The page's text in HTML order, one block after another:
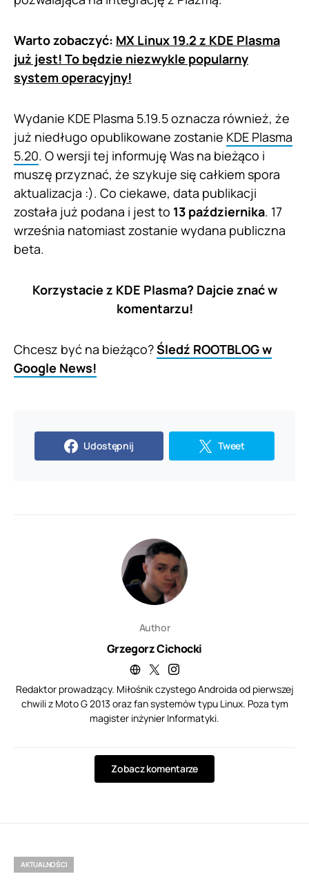
Warto zobaczyć: MX Linux 19.2 z KDE Plasma
już jest! To będzie niezwykle popularny
system operacyjny!
Wydanie KDE Plasma 5.19.5 oznacza również, że
już niedługo opublikowane zostanie KDE Plasma
5.20. O wersji tej informuję Was na bieżąco i
muszę przyznać, że szykuje się całkiem spora
aktualizacja :). Co ciekawe, data publikacji
została już podana i jest to 13 października. 17
września natomiast zostanie wydana publiczna
beta.
Korzystacie z KDE Plasma? Dajcie znać w
komentarzu!
Chcesz być na bieżąco?Śledź ROOTBLOG w
Google News!
Udostępnij Tweet
Author
Grzegorz Cichocki
Redaktor prowadzący. Miłośnik czystego Androida od pierwszej
chwili z Moto G 2013 oraz fan systemów typu Linux. Poza tym
magister inżynier Informatyki.
Zobacz komentarze
AKTUALNOŚCI